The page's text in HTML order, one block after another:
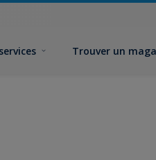
Trouver un